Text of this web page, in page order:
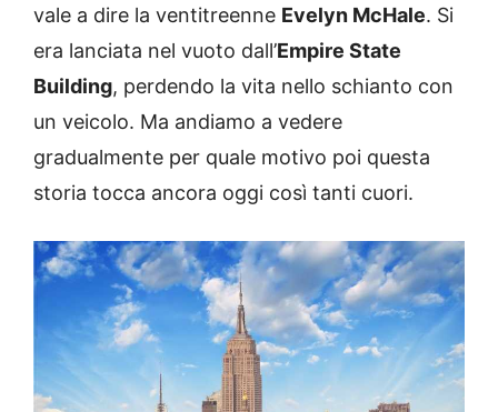
vale a dire la ventitreenne Evelyn McHale. Si
era lanciata nel vuoto dall’Empire State
Building, perdendo la vita nello schianto con
un veicolo. Ma andiamo a vedere
gradualmente per quale motivo poi questa
storia tocca ancora oggi così tanti cuori.